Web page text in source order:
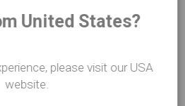
United States?
please visit our USA
website.